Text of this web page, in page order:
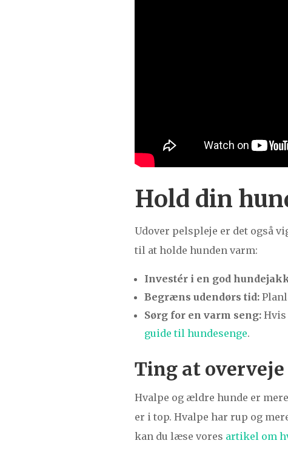
Hold din
Udover pelspleje er det også
til at holde hunden varm:
Investér i en god
Begræns udendørs tid:
Sørg for en varm seng: Hvis
guide til hundesenge.
Ting at
Hvalpe og ældre hunde er
er i top. Hvalpe har rup og
kan du læse vores artikel om